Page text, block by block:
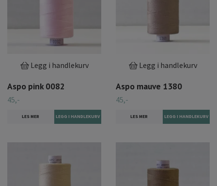
Legg i handlekurv
Aspo pink 0082
45,-
LES MER
Legg i handlekurv
Aspo mauve 1380
45,-
LES MER